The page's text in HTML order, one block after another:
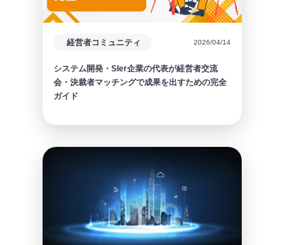
経営者コミュニティ 2026/04/14
システム開発・SIer企業の代表が経営者交流
会・決裁者マッチングで成果を出すための完全
ガイド